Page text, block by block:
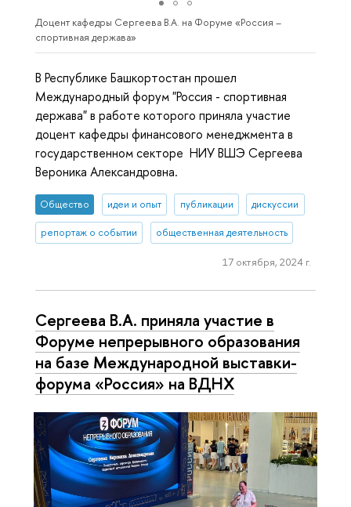
Доцент кафедры Сергеева В.А. на Форуме «Россия –
спортивная держава»
В Республике Башкортостан прошел
Международный форум "Россия - спортивная
держава" в работе которого приняла участие
доцент кафедры финансового менеджмента в
государственном секторе НИУ ВШЭ Сергеева
Вероника Александровна.
Общество идеи и опыт публикации дискуссии
репортаж о событии общественная деятельность
17 октября, 2024 г.
Сергеева В.А. приняла участие в
Форуме непрерывного образования
на базе Международной выставки-
форума «Россия» на ВДНХ